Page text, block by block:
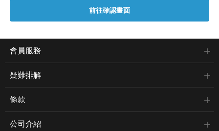
會員服務
疑難排解
條款
公司介紹